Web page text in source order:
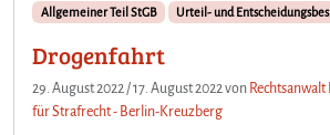
Allgemeiner Teil StGB Urteil- und
Drogenfahrt
29. August 2022 /17. August 2022von
für Strafrecht - Berlin-Kreuzberg